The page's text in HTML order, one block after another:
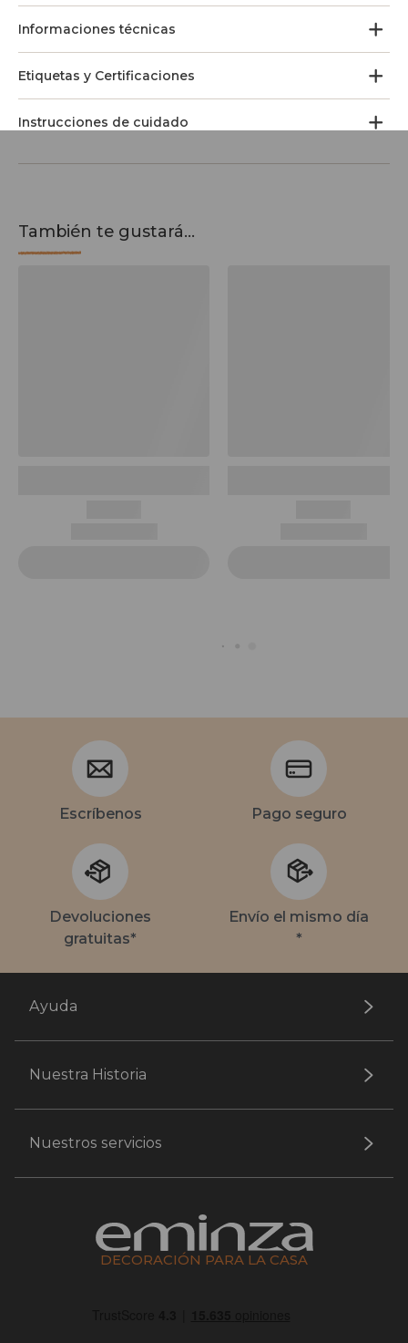
Informaciones técnicas
Etiquetas y Certificaciones
Instrucciones de cuidado
También te gustará...
Escríbenos Pago seguro
Devoluciones
gratuitas*
Envío el mismo día
*
Ayuda
Nuestra Historia
Nuestros servicios
DECORACIÓN PARA LA CASA